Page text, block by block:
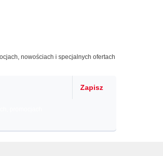
nowościach i specjalnych ofertach
Zapisz